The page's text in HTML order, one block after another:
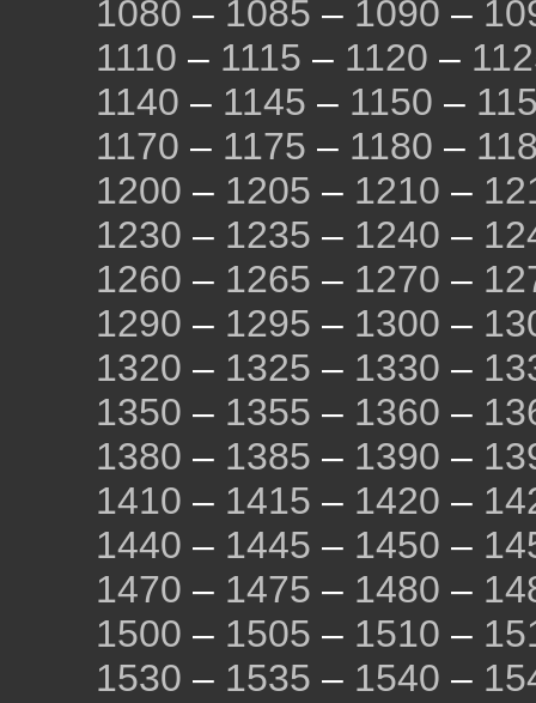
1080 – 1085 – 1090 –
1110 – 1115 – 1120 –
1140 – 1145 – 1150 –
1170 – 1175 – 1180 –
1200 – 1205 – 1210 –
1230 – 1235 – 1240 –
1260 – 1265 – 1270 –
1290 – 1295 – 1300 –
1320 – 1325 – 1330 –
1350 – 1355 – 1360 –
1380 – 1385 – 1390 –
1410 – 1415 – 1420 –
1440 – 1445 – 1450 –
1470 – 1475 – 1480 –
1500 – 1505 – 1510 –
1530 – 1535 – 1540 –